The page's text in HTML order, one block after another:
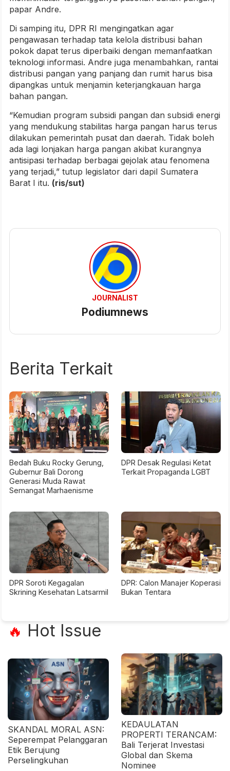
papar Andre.
Di samping itu, DPR RI mengingatkan agar
pengawasan terhadap tata kelola distribusi bahan
pokok dapat terus diperbaiki dengan memanfaatkan
teknologi informasi. Andre juga menambahkan, rantai
distribusi pangan yang panjang dan rumit harus bisa
dipangkas untuk menjamin keterjangkauan harga
bahan pangan.
“Kemudian program subsidi pangan dan subsidi energi
yang mendukung stabilitas harga pangan harus terus
dilakukan pemerintah pusat dan daerah. Tidak boleh
ada lagi lonjakan harga pangan akibat kurangnya
antisipasi terhadap berbagai gejolak atau fenomena
yang terjadi,” tutup legislator dari dapil Sumatera
Barat I itu. (ris/sut)
JOURNALIST
Podiumnews
Berita Terkait
Bedah Buku Rocky Gerung,
Gubernur Bali Dorong
Generasi Muda Rawat
Semangat Marhaenisme
DPR Desak Regulasi Ketat
Terkait Propaganda LGBT
DPR Soroti Kegagalan
Skrining Kesehatan Latsarmil
DPR: Calon Manajer Koperasi
Bukan Tentara
🔥 Hot Issue
SKANDAL MORAL ASN:
Seperempat Pelanggaran
Etik Berujung
Perselingkuhan
KEDAULATAN
PROPERTI TERANCAM:
Bali Terjerat Investasi
Global dan Skema
Nominee